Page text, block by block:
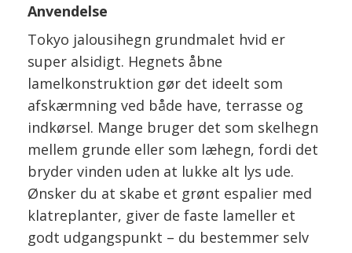
Anvendelse
Tokyo jalousihegn grundmalet hvid er
super alsidigt. Hegnets åbne
lamelkonstruktion gør det ideelt som
afskærmning ved både have, terrasse og
indkørsel. Mange bruger det som skelhegn
mellem grunde eller som læhegn, fordi det
bryder vinden uden at lukke alt lys ude.
Ønsker du at skabe et grønt espalier med
klatreplanter, giver de faste lameller et
godt udgangspunkt – du bestemmer selv